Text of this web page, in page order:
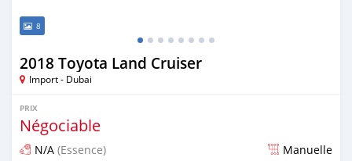
8
2018 Toyota Land Cruiser
Import - Dubai
PRIX
Négociable
N/A (Essence) Manuelle